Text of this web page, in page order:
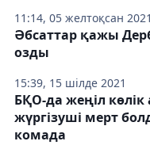
11:14, 05 желтоқсан 2021
15:39, 15 шілде 2021
Әбсаттар қажы
озды
БҚО-да жеңіл
жүргізуші мерт
комада